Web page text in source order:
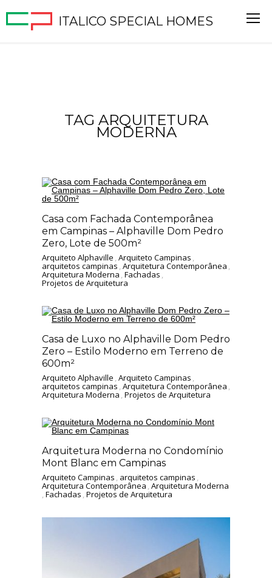
ITALICO SPECIAL HOMES
TAG ARQUITETURA
MODERNA
Casa com Fachada Contemporânea
em Campinas – Alphaville Dom Pedro
Zero, Lote de 500m²
Arquiteto Alphaville , Arquiteto Campinas ,
arquitetos campinas , Arquitetura Contemporânea ,
Arquitetura Moderna , Fachadas ,
Projetos de Arquitetura
Casa de Luxo no Alphaville Dom Pedro
Zero – Estilo Moderno em Terreno de
600m²
Arquiteto Alphaville , Arquiteto Campinas ,
arquitetos campinas , Arquitetura Contemporânea ,
Arquitetura Moderna , Projetos de Arquitetura
Arquitetura Moderna no Condomínio
Mont Blanc em Campinas
Arquiteto Campinas , arquitetos campinas ,
Arquitetura Contemporânea , Arquitetura Moderna
, Fachadas , Projetos de Arquitetura